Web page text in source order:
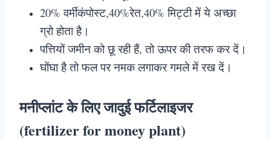
20% वर्मीकंपोस्ट,40%रेत,40% मिट्टी में ये अच्छा
ग्रो होता है।
पत्तियों जमीन को छू रही हैं, तो ऊपर की तरफ कर दें।
घोंघा है तो फल पर नमक लगाकर गमले में रख दें।
मनीप्लांट के लिए जादुई फर्टिलाइजर
(fertilizer for money plant)